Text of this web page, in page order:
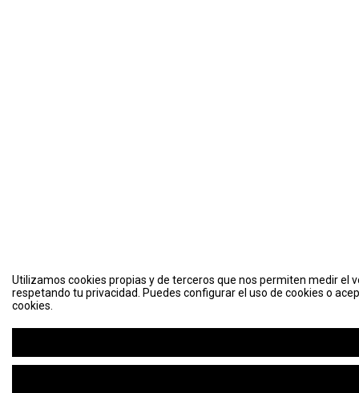
Utilizamos cookies propias y de terceros que nos permiten medir el
respetando tu privacidad. Puedes configurar el uso de cookies o
cookies.